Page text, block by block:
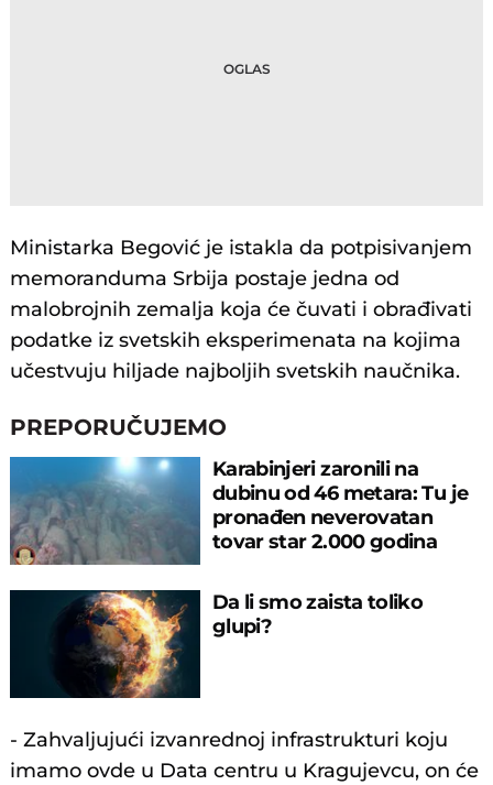
Ministarka Begović je istakla da potpisivanjem
memoranduma Srbija postaje jedna od
malobrojnih zemalja koja će čuvati i obrađivati
podatke iz svetskih eksperimenata na kojima
učestvuju hiljade najboljih svetskih naučnika.
PREPORUČUJEMO
Karabinjeri zaronili na
dubinu od 46 metara: Tu je
pronađen neverovatan
tovar star 2.000 godina
Da li smo zaista toliko
glupi?
- Zahvaljujući izvanrednoj infrastrukturi koju
imamo ovde u Data centru u Kragujevcu, on će